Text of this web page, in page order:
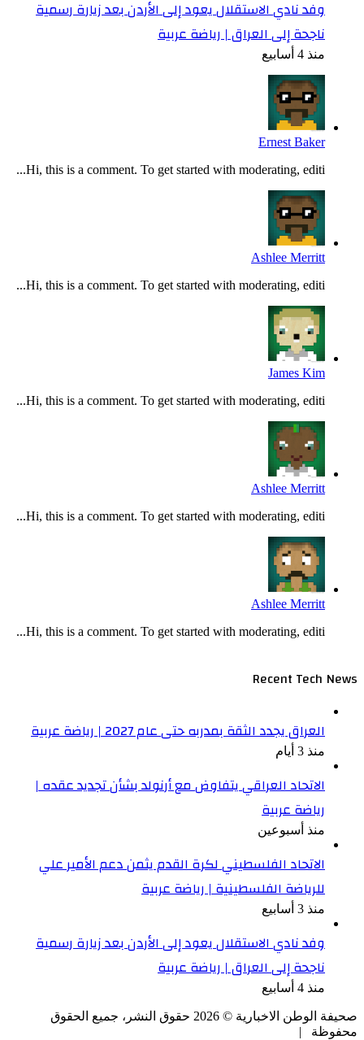
وفد نادي الاستقلال يعود إلى الأردن بعد زيارة رسمية
ناجحة إلى العراق | رياضة عربية
منذ 4 أسابيع
Ernest Baker
Hi, this is a comment. To get started with moderating, editi...
Ashlee Merritt
Hi, this is a comment. To get started with moderating, editi...
James Kim
Hi, this is a comment. To get started with moderating, editi...
Ashlee Merritt
Hi, this is a comment. To get started with moderating, editi...
Ashlee Merritt
Hi, this is a comment. To get started with moderating, editi...
Recent Tech News
العراق يجدد الثقة بمدربه حتى عام 2027 | رياضة عربية
منذ 3 أيام
الاتحاد العراقي يتفاوض مع أرنولد بشأن تجديد عقده |
رياضة عربية
منذ أسبوعين
الاتحاد الفلسطيني لكرة القدم يثمن دعم الأمير علي
للرياضة الفلسطينية | رياضة عربية
منذ 3 أسابيع
وفد نادي الاستقلال يعود إلى الأردن بعد زيارة رسمية
ناجحة إلى العراق | رياضة عربية
منذ 4 أسابيع
صحيفة الوطن الاخبارية © 2026 حقوق النشر، جميع الحقوق
محفوظة |